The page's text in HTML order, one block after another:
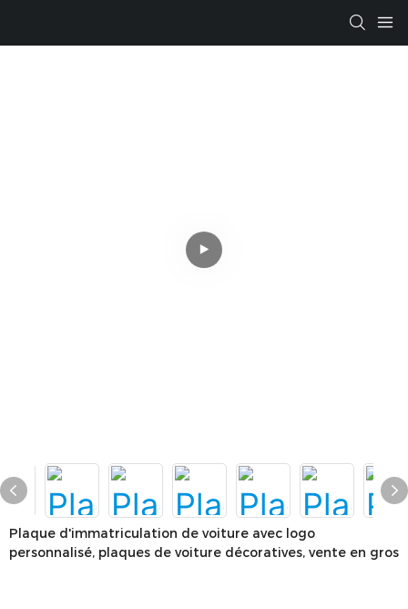
Plaque d'immatriculation de voiture avec logo
personnalisé, plaques de voiture décoratives, vente en gros